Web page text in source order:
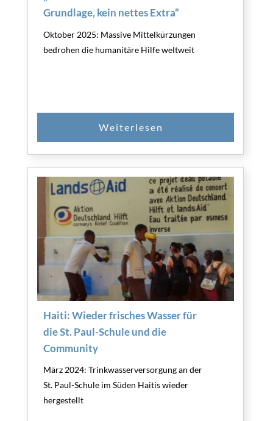
Grundlage, kein nettes Extra“
Oktober 2025: Massive Mittelkürzungen
bedrohen die humanitäre Hilfe weltweit
Haiti: Wieder frisches Wasser für
die St. Paul-Schule und die
Community
März 2024: Trinkwasserversorgung an der
St. Paul-Schule im Süden Haitis wieder
hergestellt